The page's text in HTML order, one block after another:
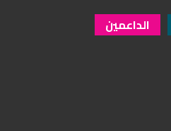
الداعمين